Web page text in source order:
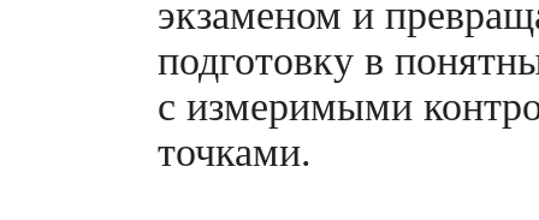
экзаменом и
подготовку в
с измеримыми
точками.